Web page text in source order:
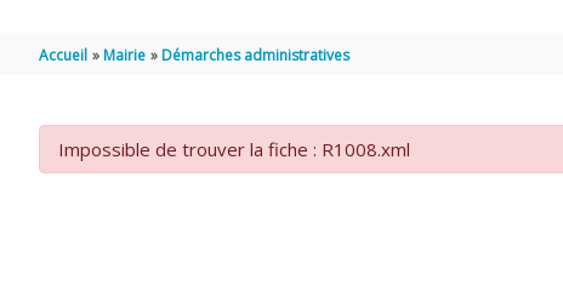
MARSILLY
Accueil Mairie Démarches administratives
Impossible de trouver la fiche : R1008.xml